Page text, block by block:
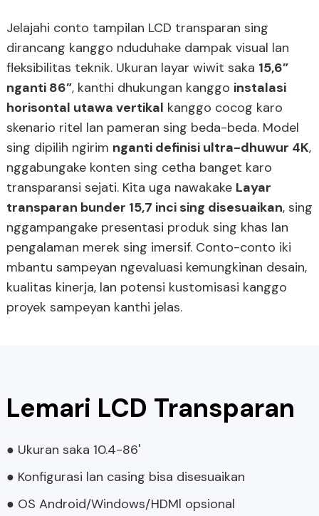
Jelajahi conto tampilan LCD transparan sing
dirancang kanggo nduduhake dampak visual lan
fleksibilitas teknik. Ukuran layar wiwit saka 15,6”
nganti 86”, kanthi dhukungan kanggo instalasi
horisontal utawa vertikal kanggo cocog karo
skenario ritel lan pameran sing beda-beda. Model
sing dipilih ngirim nganti definisi ultra-dhuwur 4K,
nggabungake konten sing cetha banget karo
transparansi sejati. Kita uga nawakake Layar
transparan bunder 15,7 inci sing disesuaikan, sing
nggampangake presentasi produk sing khas lan
pengalaman merek sing imersif. Conto-conto iki
mbantu sampeyan ngevaluasi kemungkinan desain,
kualitas kinerja, lan potensi kustomisasi kanggo
proyek sampeyan kanthi jelas.
Lemari LCD Transparan
● Ukuran saka 10.4-86'
● Konfigurasi lan casing bisa disesuaikan
● OS Android/Windows/HDMl opsional